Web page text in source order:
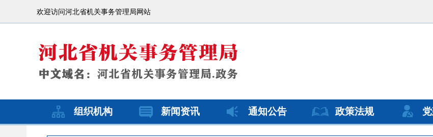
欢迎访问河北省机关事务管理局网站
组织机构 新闻资讯 通知公告 政策法规